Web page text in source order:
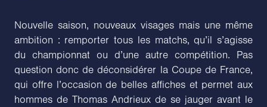
Nouvelle saison, nouveaux visages mais une même
ambition : remporter tous les matchs, qu’il s’agisse
du championnat ou d’une autre compétition. Pas
question donc de déconsidérer la Coupe de France,
qui offre l’occasion de belles affiches et permet aux
hommes de Thomas Andrieux de se jauger avant le